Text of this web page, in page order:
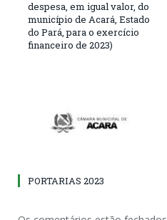
despesa, em igual valor, do
município de Acará, Estado
do Pará, para o exercício
financeiro de 2023)
PORTARIAS 2023